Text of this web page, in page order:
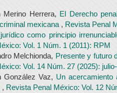
Merino Herrera, El Derecho
mexicana , Revista Penal
como principio
Vol. 1 Núm. 1 (2011): RPM
Melchionda, Presente y futuro
Vol. 14 Núm. 27 (2025):
González Vaz, Un acercamiento
, Revista Penal México: Vol. 12